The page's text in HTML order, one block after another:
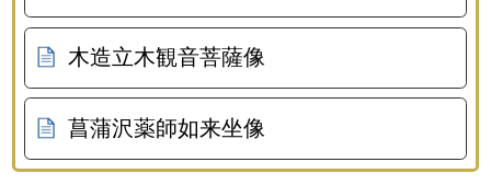
木造立木観音菩薩像
菖蒲沢薬師如来坐像